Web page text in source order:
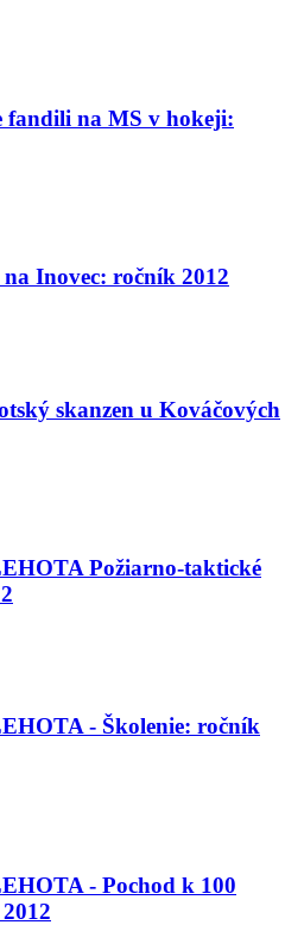
fandili na MS v hokeji:
Inovec: ročník 2012
skanzen u Kováčových
Požiarno-taktické
- Školenie: ročník
- Pochod k 100